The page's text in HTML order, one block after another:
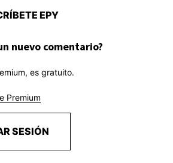
EPY
nuevo comentario?
es gratuito.
Premium
SESIÓN